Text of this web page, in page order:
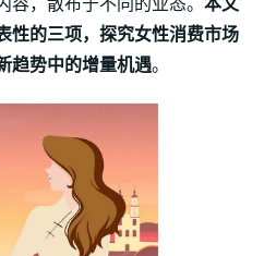
性的三项，探究女性消费市场
趋势中的增量机遇。